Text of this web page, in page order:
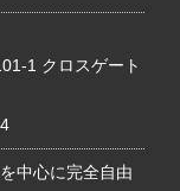
1 クロスゲート
中心に完全自由